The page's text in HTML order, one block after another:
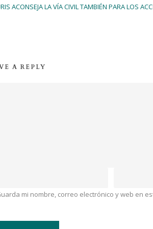
ACONSEJA LA VÍA CIVIL TAMBIÉN PARA LOS
A REPLY
mi nombre, correo electrónico y web en